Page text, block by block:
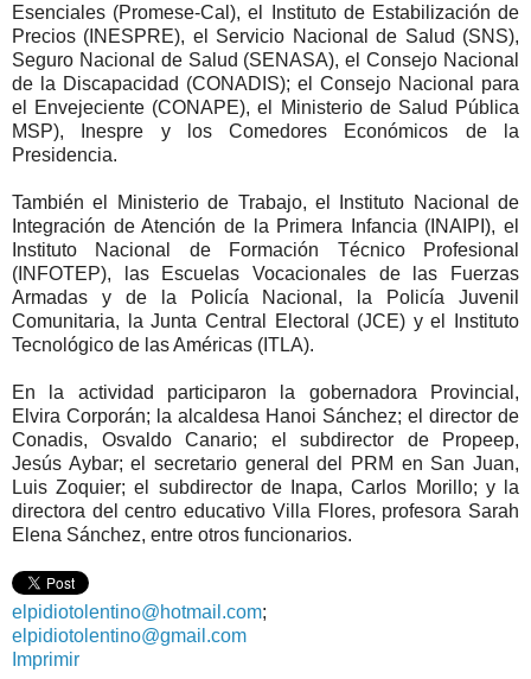
Esenciales (Promese-Cal), el Instituto de Estabilización de
Precios (INESPRE), el Servicio Nacional de Salud (SNS),
Seguro Nacional de Salud (SENASA), el Consejo Nacional
de la Discapacidad (CONADIS); el Consejo Nacional para
el Envejeciente (CONAPE), el Ministerio de Salud Pública
MSP), Inespre y los Comedores Económicos de la
Presidencia.
También el Ministerio de Trabajo, el Instituto Nacional de
Integración de Atención de la Primera Infancia (INAIPI), el
Instituto Nacional de Formación Técnico Profesional
(INFOTEP), las Escuelas Vocacionales de las Fuerzas
Armadas y de la Policía Nacional, la Policía Juvenil
Comunitaria, la Junta Central Electoral (JCE) y el Instituto
Tecnológico de las Américas (ITLA).
En la actividad participaron la gobernadora Provincial,
Elvira Corporán; la alcaldesa Hanoi Sánchez; el director de
Conadis, Osvaldo Canario; el subdirector de Propeep,
Jesús Aybar; el secretario general del PRM en San Juan,
Luis Zoquier; el subdirector de Inapa, Carlos Morillo; y la
directora del centro educativo Villa Flores, profesora Sarah
Elena Sánchez, entre otros funcionarios.
elpidiotolentino@hotmail.com;
elpidiotolentino@gmail.com
Imprimir